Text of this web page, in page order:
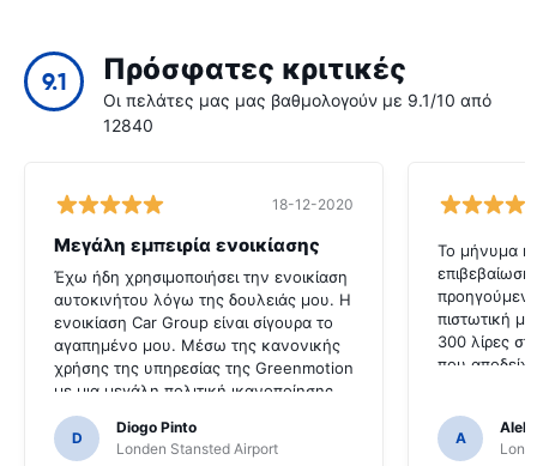
9.1 Πρόσφατες κριτικές
Οι πελάτες μας μας βαθμολογούν με 9.1/10 από
12840
18-12-2020
Μεγάλη εμπειρία ενοικίασης
Έχω ήδη χρησιμοποιήσει την ενοικίαση
αυτοκινήτου λόγω της δουλειάς μου. Η
ενοικίαση Car Group είναι σίγουρα το
αγαπημένο μου. Μέσω της κανονικής
χρήσης της υπηρεσίας της Greenmotion
με μια μεγάλη πολιτική ικανοποίησης
πελατών. Για να επαναλάβετε πολλές
φορές στο μέλλον.
D
Diogo Pinto
Londen Stansted Airport
Το μήνυμα
πιστωτική
300 λίρες
που
κατά την
A